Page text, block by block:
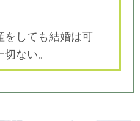
をしても結婚は可
ない。